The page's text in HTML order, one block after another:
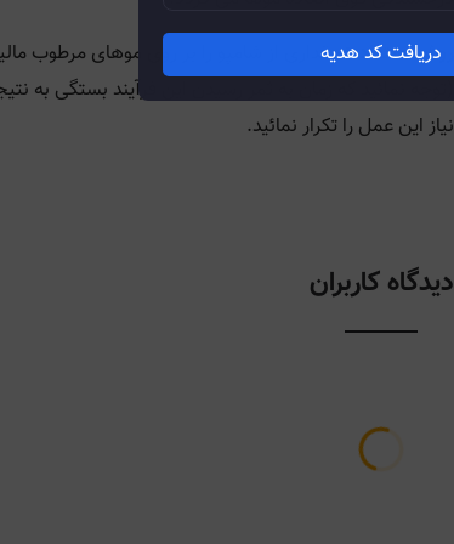
روش استفاده:مقداری از شامپو را بر روی موهای مرطوب
(توجه نمائيد که زمان به ثمر رسيدن اين فرآيند بستگی
نياز اين عمل را تکرار نمائيد.
دیدگاه کاربران
دریافت کد هدیه